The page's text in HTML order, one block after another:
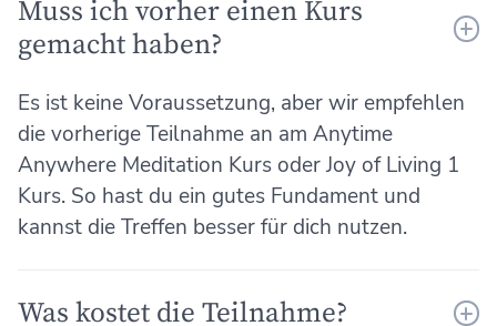
Muss ich vorher einen Kurs
gemacht haben?
Es ist keine Voraussetzung, aber wir empfehlen
die vorherige Teilnahme an am Anytime
Anywhere Meditation Kurs oder Joy of Living 1
Kurs. So hast du ein gutes Fundament und
kannst die Treffen besser für dich nutzen.
Was kostet die Teilnahme?